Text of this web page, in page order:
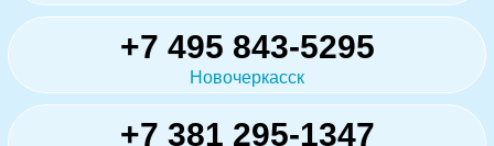
+7 495 843-5295
Новочеркасск
+7 381 295-1347